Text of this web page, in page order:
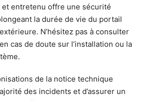
entretenu offre une sécurité
la durée de vie du portail
N’hésitez pas à consulter
cas de doute sur l’installation ou la
de la notice technique
des incidents et d’assurer un